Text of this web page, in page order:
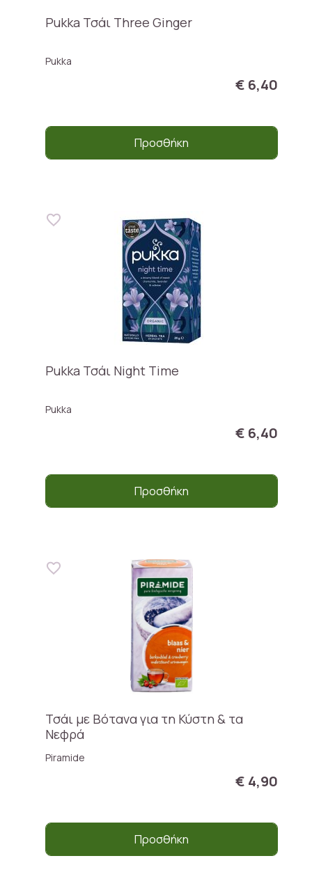
Pukka Τσάι Three Ginger
Pukka
€ 6,40
Προσθήκη
Pukka Τσάι Night Time
Pukka
€ 6,40
Προσθήκη
Τσάι με Βότανα για τη Κύστη & τα
Νεφρά
Piramide
€ 4,90
Προσθήκη